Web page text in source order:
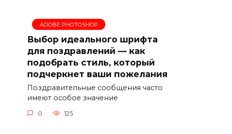
ADOBE PHOTOSHOP
Выбор идеального шрифта
для поздравлений — как
подобрать стиль, который
подчеркнет ваши пожелания
Поздравительные сообщения часто
имеют особое значение
0 125